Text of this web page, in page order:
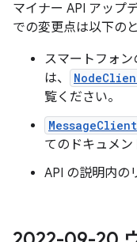
マイナー API アップ
での変更点は以下の
スマートフォ
は、
覧ください。
MessageClient
てのドキュメン
API の説明内の